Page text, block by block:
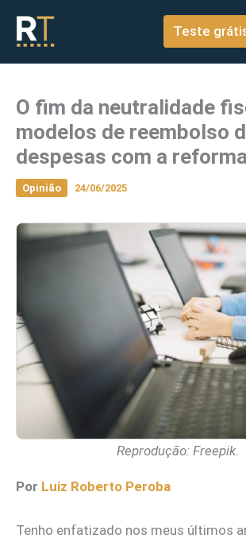
conteúdo
Teste
O fim da neutralidade
modelos de reembolso
despesas com a
Opinião 24/06/2025
Reprodução: Freepik.
Por Luiz Roberto Peroba
Tenho enfatizado nos meus últimos